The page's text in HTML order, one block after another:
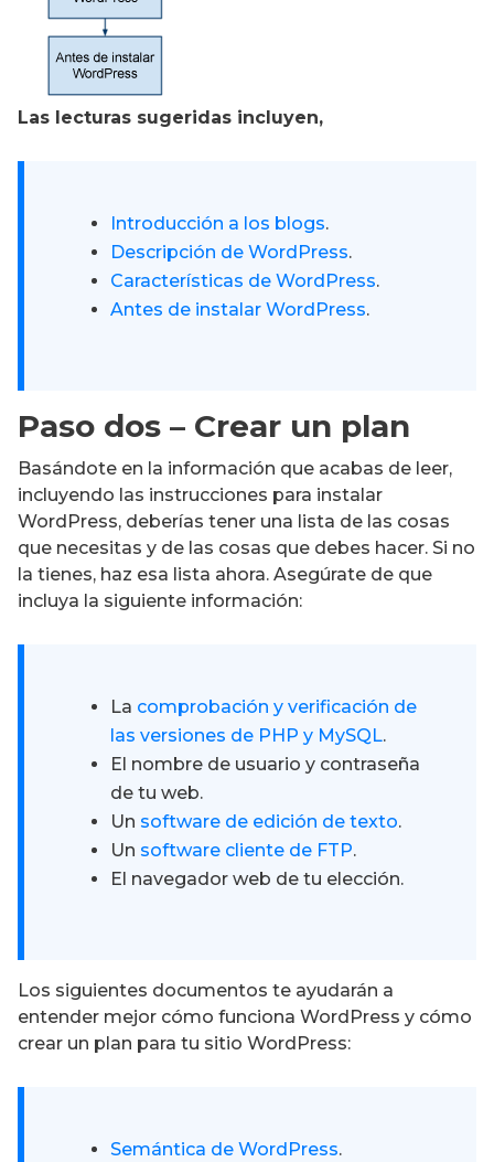
Las lecturas sugeridas incluyen,
Introducción a los blogs.
Descripción de WordPress.
Características de WordPress.
Antes de instalar WordPress.
Paso dos – Crear un plan
Basándote en la información que acabas de leer,
incluyendo las instrucciones para instalar
WordPress, deberías tener una lista de las cosas
que necesitas y de las cosas que debes hacer. Si no
la tienes, haz esa lista ahora. Asegúrate de que
incluya la siguiente información:
La comprobación y verificación de
las versiones de PHP y MySQL.
El nombre de usuario y contraseña
de tu web.
Un software de edición de texto.
Un software cliente de FTP.
El navegador web de tu elección.
Los siguientes documentos te ayudarán a
entender mejor cómo funciona WordPress y cómo
crear un plan para tu sitio WordPress:
Semántica de WordPress.